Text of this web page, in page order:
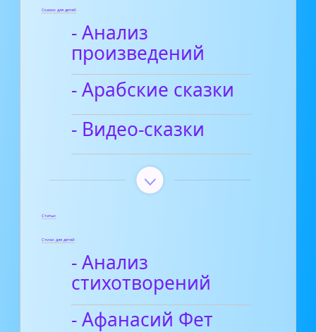
Сказки для детей
- Анализ
произведений
- Арабские сказки
- Видео-сказки
Статьи
Стихи для детей
- Анализ
стихотворений
- Афанасий Фет